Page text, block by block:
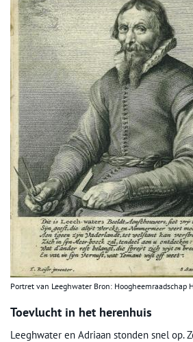
Portret van Leeghwater Bron: Hoogheemraadschap
Toevlucht in het herenhuis
Leeghwater en Adriaan stonden snel op.